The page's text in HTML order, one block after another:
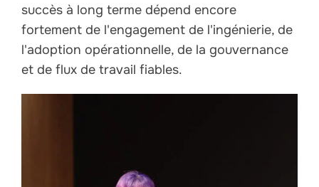
succès à long terme dépend encore
fortement de l'engagement de l'ingénierie, de
l'adoption opérationnelle, de la gouvernance
et de flux de travail fiables.